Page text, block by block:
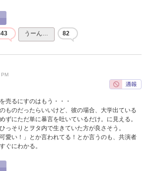
うーん… 82
売るにすのはもう・・・
ものだったらいいけど、彼の場合、大学出ている
ずにただ単に暴言を吐いているだけ。に見える。
っそりとヲタ内で生きていた方が良さそう。
愛い！」とか言われてる！とか言うのも、共演者
ぐにわかる。